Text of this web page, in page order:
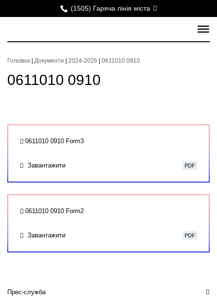
(1505) Гаряча лінія міста
Головна Документи 2024-2026 0611010 0910
0611010 0910
0611010 0910 Form3
Завантажити PDF
0611010 0910 Form2
Завантажити PDF
Прес-служба